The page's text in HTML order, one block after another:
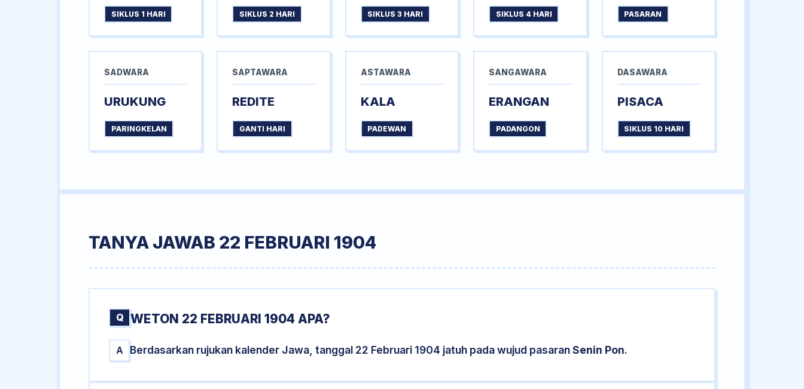
SIKLUS 1 HARI SIKLUS 2 HARI SIKLUS 3 HARI SIKLUS 4 HARI PASARAN
SADWARA
URUKUNG
PARINGKELAN
SAPTAWARA
REDITE
GANTI HARI
ASTAWARA
KALA
PADEWAN
SANGAWARA
ERANGAN
PADANGON
DASAWARA
PISACA
SIKLUS 10 HARI
TANYA JAWAB 22 FEBRUARI 1904
Q WETON 22 FEBRUARI 1904 APA?
A Berdasarkan rujukan kalender Jawa, tanggal 22 Februari 1904 jatuh pada wujud pasaranSenin Pon.